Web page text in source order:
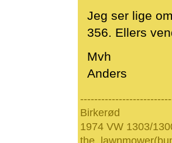
Jeg ser lige
356. Ellers
Mvh
Anders
Birkerød
1974 VW 1303/